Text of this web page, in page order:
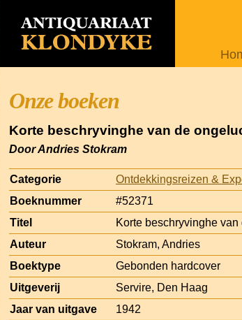
Onze boeken
Korte beschryvinghe van de
Door Andries Stokram
Categorie
Ontdekkingsreizen &
Boeknummer
#52371
Titel
Korte beschryvinghe
Auteur
Stokram, Andries
Boektype
Gebonden hardcover
Uitgeverij
Servire, Den Haag
Jaar van uitgave
1942